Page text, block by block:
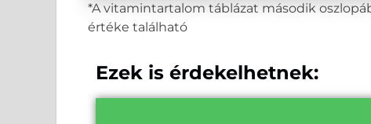
*A vitamintartalom táblázat második
értéke található
Ezek is érdekelhetnek: